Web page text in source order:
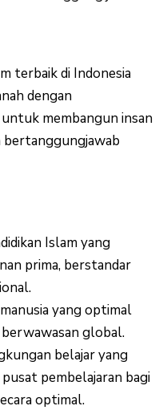
terbaik di Indonesia
dengan
membangun insan
bertanggungjawab
Islam yang
prima, berstandar
yang optimal
global.
belajar yang
pembelajaran bagi
optimal.